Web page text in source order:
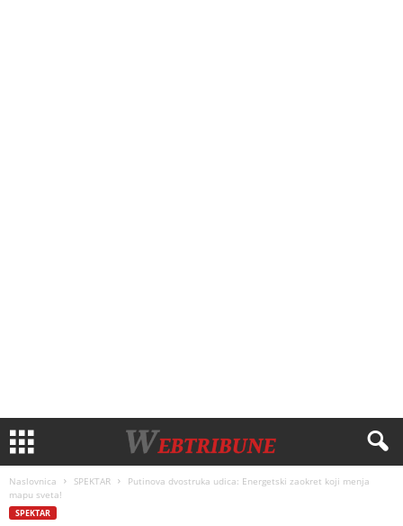
Naslovnica SPEKTAR
Putinova dvostruka udica: Energetski zaokret koji menja
mapu sveta!
SPEKTAR